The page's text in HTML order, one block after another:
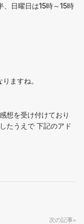
、日曜日は15時～15時
ますね。
想を受け付けており
たうえで 下記のアド
次の記事>